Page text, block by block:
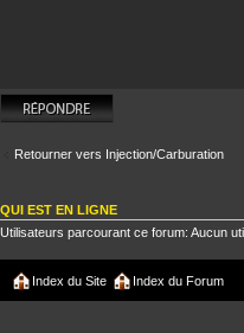
Répondre
Retourner vers Injection/Carburation
QUI EST EN LIGNE
Utilisateurs parcourant ce forum: Aucun
Index du Site Index du Forum